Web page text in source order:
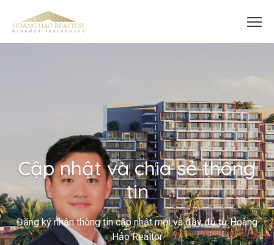
Cập nhật và chia sẻ thông
tin
Đăng ký nhận thông tin cập nhật mới và đầy đủ từ Hoàng
Hảo Realtor